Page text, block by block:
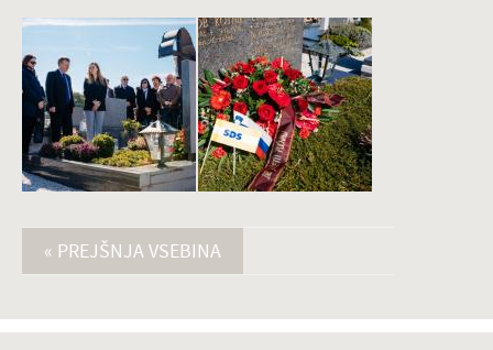
« PREJŠNJA VSEBINA